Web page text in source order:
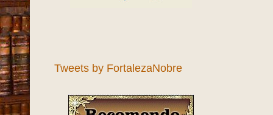
Tweets by FortalezaNobre